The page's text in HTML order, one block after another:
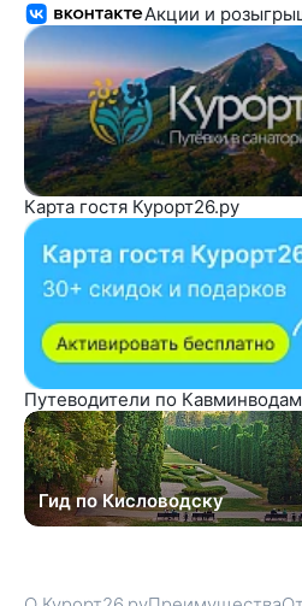
Акции и
Карта гостя Курорт26.ру
Путеводители по
Гид по Кисловодску